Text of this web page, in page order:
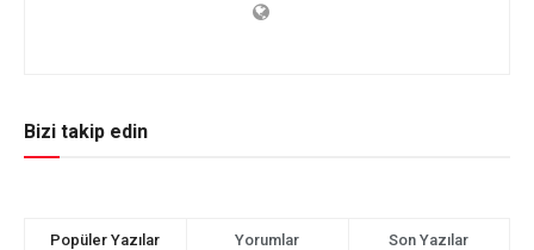
Bizi takip edin
Popüler Yazılar Yorumlar Son Yazılar